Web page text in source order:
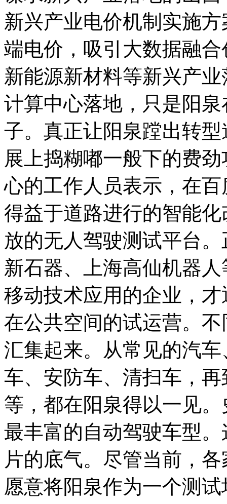
新兴产业电价机制实施
端电价，吸引大数据融
新能源新材料等新兴产
计算中心落地，只是阳
子。真正让阳泉蹚出转
展上捣糊嘟一般下的费
心的工作人员表示，在
得益于道路进行的智能
放的无人驾驶测试平台
新石器、上海高仙机器
移动技术应用的企业，
在公共空间的试运营。
汇集起来。从常见的汽
车、安防车、清扫车，
等，都在阳泉得以一见
最丰富的自动驾驶车型
片的底气。尽管当前，
愿意将阳泉作为一个测